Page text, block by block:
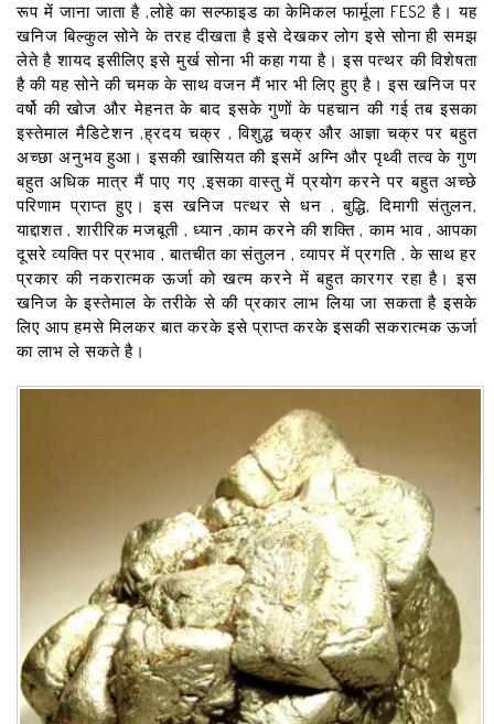
रूप में जाना जाता है ,लोहे का सल्फाइड का केमिकल फार्मूला FES2 है। यह
खनिज बिल्कुल सोने के तरह दीखता है इसे देखकर लोग इसे सोना ही समझ
लेते है शायद इसीलिए इसे मुर्ख सोना भी कहा गया है। इस पत्थर की विशेषता
है की यह सोने की चमक के साथ वजन मैं भार भी लिए हुए है। इस खनिज पर
वर्षो की खोज और मेहनत के बाद इसके गुणों के पहचान की गई तब इसका
इस्तेमाल मैडिटेशन ,ह्रदय चक्र , विशुद्ध चक्र और आज्ञा चक्र पर बहुत
अच्छा अनुभव हुआ। इसकी खासियत की इसमें अग्नि और पृथ्वी तत्व के गुण
बहुत अधिक मात्र मैं पाए गए ,इसका वास्तु में प्रयोग करने पर बहुत अच्छे
परिणाम प्राप्त हुए। इस खनिज पत्थर से धन , बुद्धि, दिमागी संतुलन,
याद्दाशत , शारीरिक मजबूती , ध्यान ,काम करने की शक्ति , काम भाव , आपका
दूसरे व्यक्ति पर प्रभाव , बातचीत का संतुलन , व्यापर में प्रगति , के साथ हर
प्रकार की नकरात्मक ऊर्जा को खत्म करने में बहुत कारगर रहा है। इस
खनिज के इस्तेमाल के तरीके से की प्रकार लाभ लिया जा सकता है इसके
लिए आप हमसे मिलकर बात करके इसे प्राप्त करके इसकी सकरात्मक ऊर्जा
का लाभ ले सकते है।